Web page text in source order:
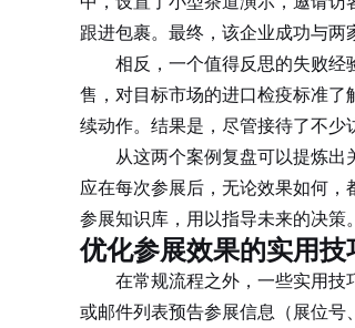
跟进包裹。最终，该企业成功与两
相反，一个值得反思的失败经验
售，对目标市场的进口检疫标准
续动作。结果是，尽管接待了不少
从这两个案例复盘可以提炼出关
应在每次参展后，无论效果如何
参展知识库，用以指导未来的决策。
优化参展效果的实用技
在常规流程之外，一些实用技
或邮件列表预告参展信息（展位